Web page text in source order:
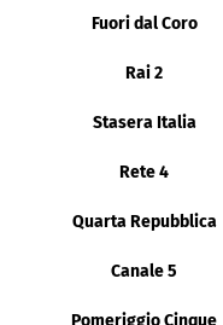
Fuori dal Coro
Rai 2
Stasera Italia
Rete 4
Quarta Repubblica
Canale 5
Pomeriggio Cinque